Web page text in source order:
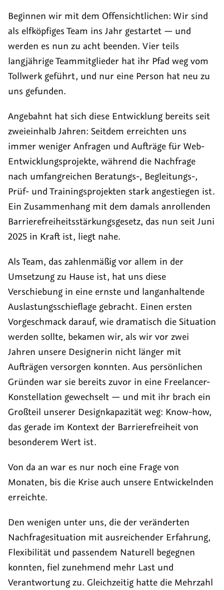
Beginnen wir mit dem Offensichtlichen: Wir sind
als elfköpfiges Team ins Jahr gestartet — und
werden es nun zu acht beenden. Vier teils
langjährige Teammitglieder hat ihr Pfad weg vom
Tollwerk geführt, und nur eine Person hat neu zu
uns gefunden.
Angebahnt hat sich diese Entwicklung bereits seit
zweieinhalb Jahren: Seitdem erreichten uns
immer weniger Anfragen und Aufträge für Web-
Entwicklungsprojekte, während die Nachfrage
nach umfangreichen Beratungs-, Begleitungs-,
Prüf- und Trainingsprojekten stark angestiegen ist.
Ein Zusammenhang mit dem damals anrollenden
Barrierefreiheitsstärkungsgesetz, das nun seit Juni
2025 in Kraft ist, liegt nahe.
Als Team, das zahlenmäßig vor allem in der
Umsetzung zu Hause ist, hat uns diese
Verschiebung in eine ernste und langanhaltende
Auslastungsschieflage gebracht. Einen ersten
Vorgeschmack darauf, wie dramatisch die Situation
werden sollte, bekamen wir, als wir vor zwei
Jahren unsere Designerin nicht länger mit
Aufträgen versorgen konnten. Aus persönlichen
Gründen war sie bereits zuvor in eine Freelancer-
Konstellation gewechselt — und mit ihr brach ein
Großteil unserer Designkapazität weg: Know-how,
das gerade im Kontext der Barrierefreiheit von
besonderem Wert ist.
Von da an war es nur noch eine Frage von
Monaten, bis die Krise auch unsere Entwickelnden
erreichte.
Den wenigen unter uns, die der veränderten
Nachfragesituation mit ausreichender Erfahrung,
Flexibilität und passendem Naturell begegnen
konnten, fiel zunehmend mehr Last und
Verantwortung zu. Gleichzeitig hatte die Mehrzahl